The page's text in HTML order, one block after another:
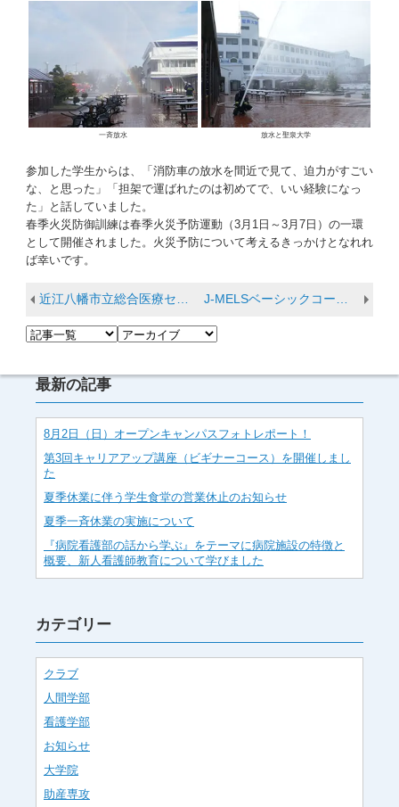
一斉放水 放水と聖泉大学
参加した学生からは、「消防車の放水を間近で見て、迫力がすごい
な、と思った」「担架で運ばれたのは初めてで、いい経験になっ
た」と話していました。
春季火災防御訓練は春季火災予防運動（3月1日～3月7日）の一環
として開催されました。火災予防について考えるきっかけとなれれ
ば幸いです。
近江八幡市立総合医療センターとの連携について ～病院と大学が地域医療の看護人材育成でタッグ～
最新の記事
8月2日（日）オープンキャンパスフォトレポート！
第3回キャリアアップ講座（ビギナーコース）を開催しまし
た
夏季休業に伴う学生食堂の営業休止のお知らせ
夏季一斉休業の実施について
『病院看護部の話から学ぶ』をテーマに病院施設の特徴と
概要、新人看護師教育について学びました
カテゴリー
クラブ
人間学部
看護学部
お知らせ
大学院
助産専攻